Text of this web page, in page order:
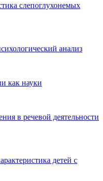
слепоглухонемых
анализ
как науки
в речевой деятельности
детей с